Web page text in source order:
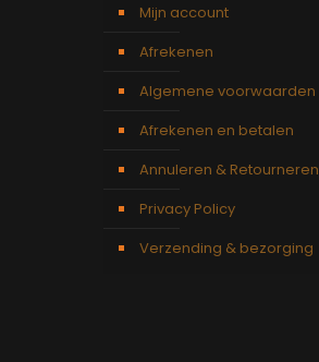
Mijn account
Afrekenen
Algemene voorwaarden
Afrekenen en betalen
Annuleren & Retourneren
Privacy Policy
Verzending & bezorging